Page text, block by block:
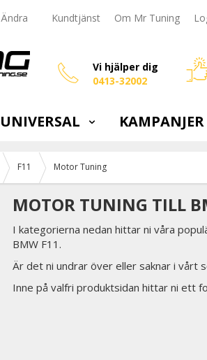
Ändra Kundtjänst Om Mr Tuning
Vi hjälper dig
0413-32002
UNIVERSAL KAMPANJER
F11 Motor Tuning
MOTOR TUNING TILL
I kategorierna nedan hittar ni våra
BMW F11.
Är det ni undrar över eller saknar i vårt
Inne på valfri produktsidan hittar ni ett